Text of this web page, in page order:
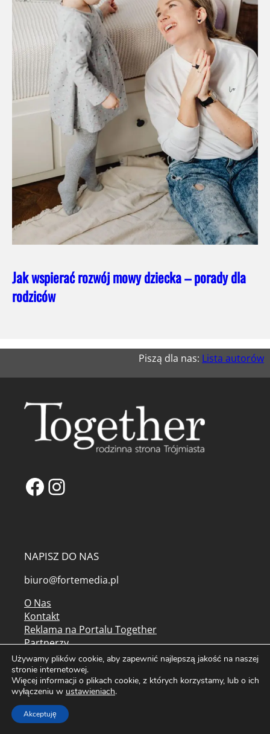
Jak wspierać rozwój mowy dziecka – porady dla
rodziców
Piszą dla nas: Lista autorów
Facebook
Instagram
NAPISZ DO NAS
biuro@fortemedia.pl
O Nas
Kontakt
Reklama na Portalu Together
Partnerzy
Najpopularniejsze artykuły
Tagi
Mapa serwisu
Kolorowanki do druku
Archiwum czasopism
Używamy plików cookie, aby zapewnić najlepszą jakość na naszej
stronie internetowej.
Więcej informacji o plikach cookie, z których korzystamy, lub o ich
wyłączeniu w ustawieniach.
Akceptuję